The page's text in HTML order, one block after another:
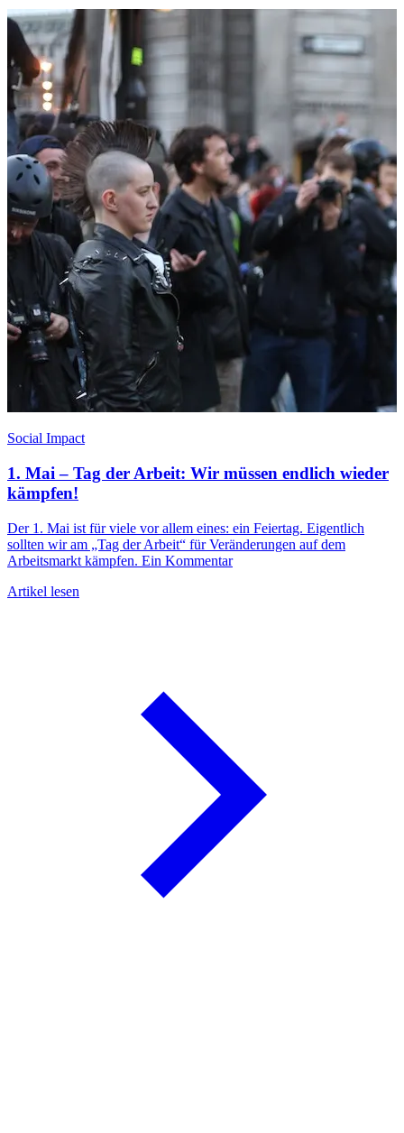
Social Impact
1. Mai – Tag der Arbeit: Wir müssen endlich wieder
kämpfen!
Der 1. Mai ist für viele vor allem eines: ein Feiertag. Eigentlich
sollten wir am „Tag der Arbeit“ für Veränderungen auf dem
Arbeitsmarkt kämpfen. Ein Kommentar
Artikel lesen